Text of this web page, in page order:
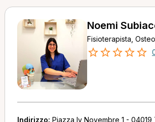
Noemi
Fisioterapista,
Indirizzo: Piazza Iv Novembre 1 - 04019